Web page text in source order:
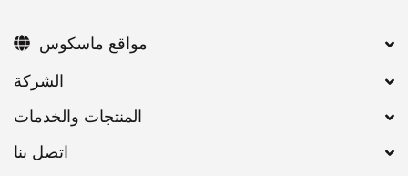
اتصل بنا
مواقع ماسكوس